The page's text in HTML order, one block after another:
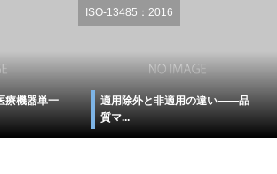
療機器単一
ISO-13485：2016
適用除外と非適用の違い――品
質マ...